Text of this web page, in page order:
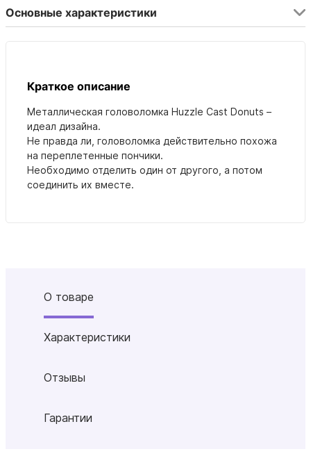
Основные характеристики
Краткое описание
Металлическая головоломка Huzzle Cast Donuts –
идеал дизайна.
Не правда ли, головоломка действительно похожа
на переплетенные пончики.
Необходимо отделить один от другого, а потом
соединить их вместе.
О товаре
Характеристики
Отзывы
Гарантии